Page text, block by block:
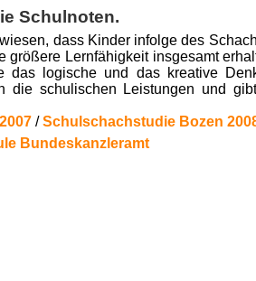
Schulnoten.
dass Kinder infolge des
größere Lernfähigkeit insgesamt
das logische und das kreative
die schulischen Leistungen und
/Schulschachstudie Bozen
Bundeskanzleramt